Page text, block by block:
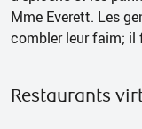
Mme Everett. Les
combler leur faim; il
Restaurants